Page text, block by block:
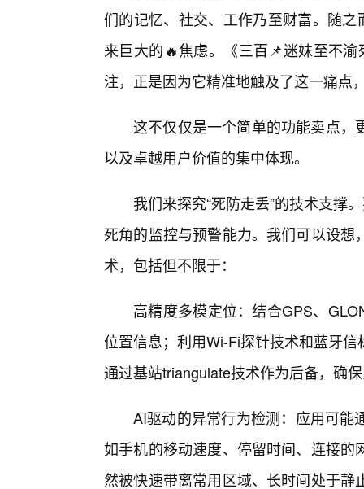
们的记忆、社交、工作乃至财富。随
来巨大的🔥焦虑。《三百📌迷妹至不
注，正是因为它精准地触及了这一痛点
这不仅仅是一个简单的功能卖点，
以及卓越用户价值的集中体现。
我们来探究“死防走丢”的技术支撑
死角的监控与预警能力。我们可以设
术，包括但不限于：
高精度多模定位：结合GPS、
位置信息；利用Wi-Fi探针技术和蓝牙
通过基站triangulate技术作为后备，确
AI驱动的异常行为检测：应用可能
如手机的移动速度、停留时间、连接
然被快速带离常用区域、长时间处于